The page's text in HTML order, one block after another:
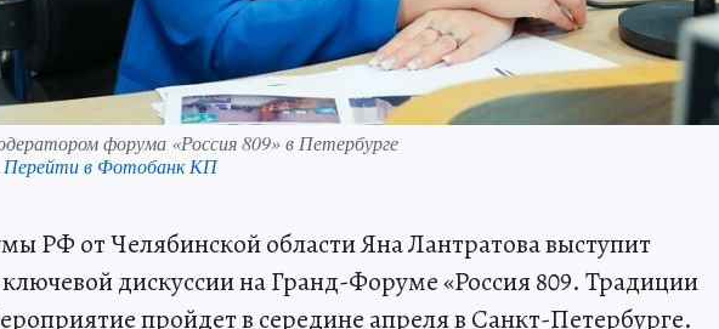
форума «Россия 809» в Петербурге
Перейти в Фотобанк КП
РФ от Челябинской области Яна Лантратова выступит
дискуссии на Гранд-Форуме «Россия 809. Традиции
пройдет в середине апреля в Санкт-Петербурге.